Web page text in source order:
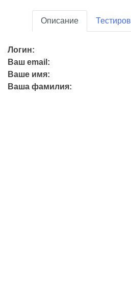
Описание
Логин:
Ваш email:
Ваше имя:
Ваша фамилия: